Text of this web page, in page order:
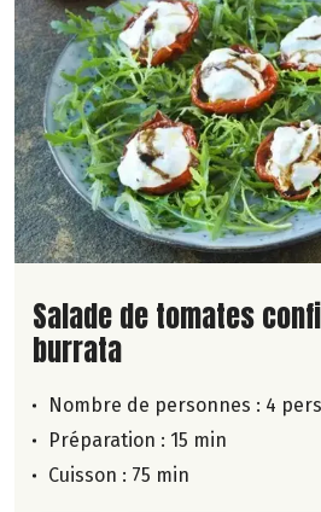
Lire la suite de la
Salade de tomates
burrata
Nombre de personnes : 4
Préparation : 15 min
Cuisson : 75 min